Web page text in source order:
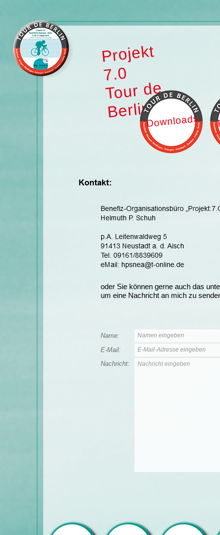
Projekt
7.0
Tour de
Berlin
Name: Namen eingeben
E-Mail: E-Mail-Adresse eingeben
Nachricht: Nachricht eingeben
oder Sie können gerne auch das
um eine Nachricht an mich zu
Downloads